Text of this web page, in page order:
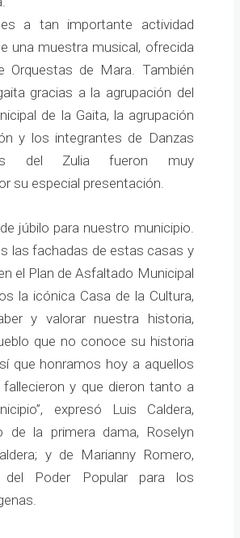
a tan importante actividad
una muestra musical, ofrecida
Orquestas de Mara. También
gracias a la agrupación del
de la Gaita, la agrupación
y los integrantes de Danzas
del Zulia fueron muy
su especial presentación.
júbilo para nuestro municipio.
las fachadas de estas casas y
el Plan de Asfaltado Municipal
la icónica Casa de la Cultura,
y valorar nuestra historia,
que no conoce su historia
que honramos hoy a aquellos
y que dieron tanto a
expresó Luis Caldera,
de la primera dama, Roselyn
y de Marianny Romero,
del Poder Popular para los